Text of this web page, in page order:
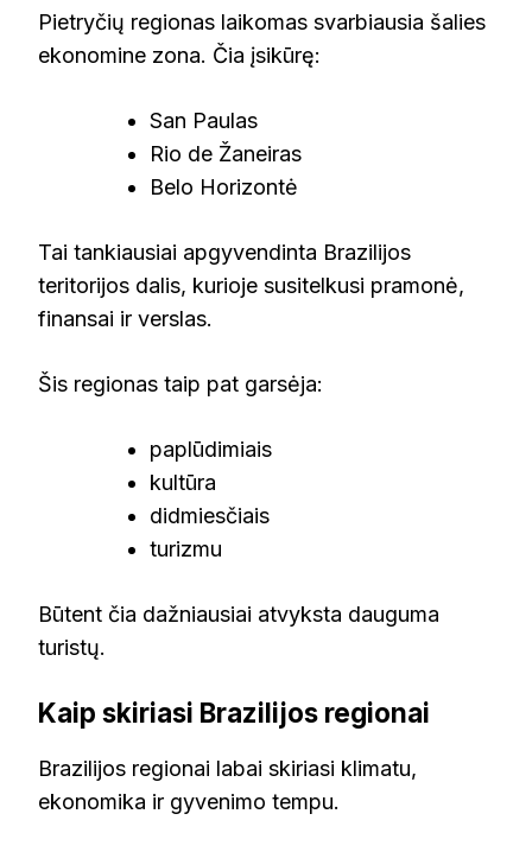
Pietryčių regionas laikomas svarbiausia šalies
ekonomine zona. Čia įsikūrę:
San Paulas
Rio de Žaneiras
Belo Horizontė
Tai tankiausiai apgyvendinta Brazilijos
teritorijos dalis, kurioje susitelkusi pramonė,
finansai ir verslas.
Šis regionas taip pat garsėja:
paplūdimiais
kultūra
didmiesčiais
turizmu
Būtent čia dažniausiai atvyksta dauguma
turistų.
Kaip skiriasi Brazilijos regionai
Brazilijos regionai labai skiriasi klimatu,
ekonomika ir gyvenimo tempu.